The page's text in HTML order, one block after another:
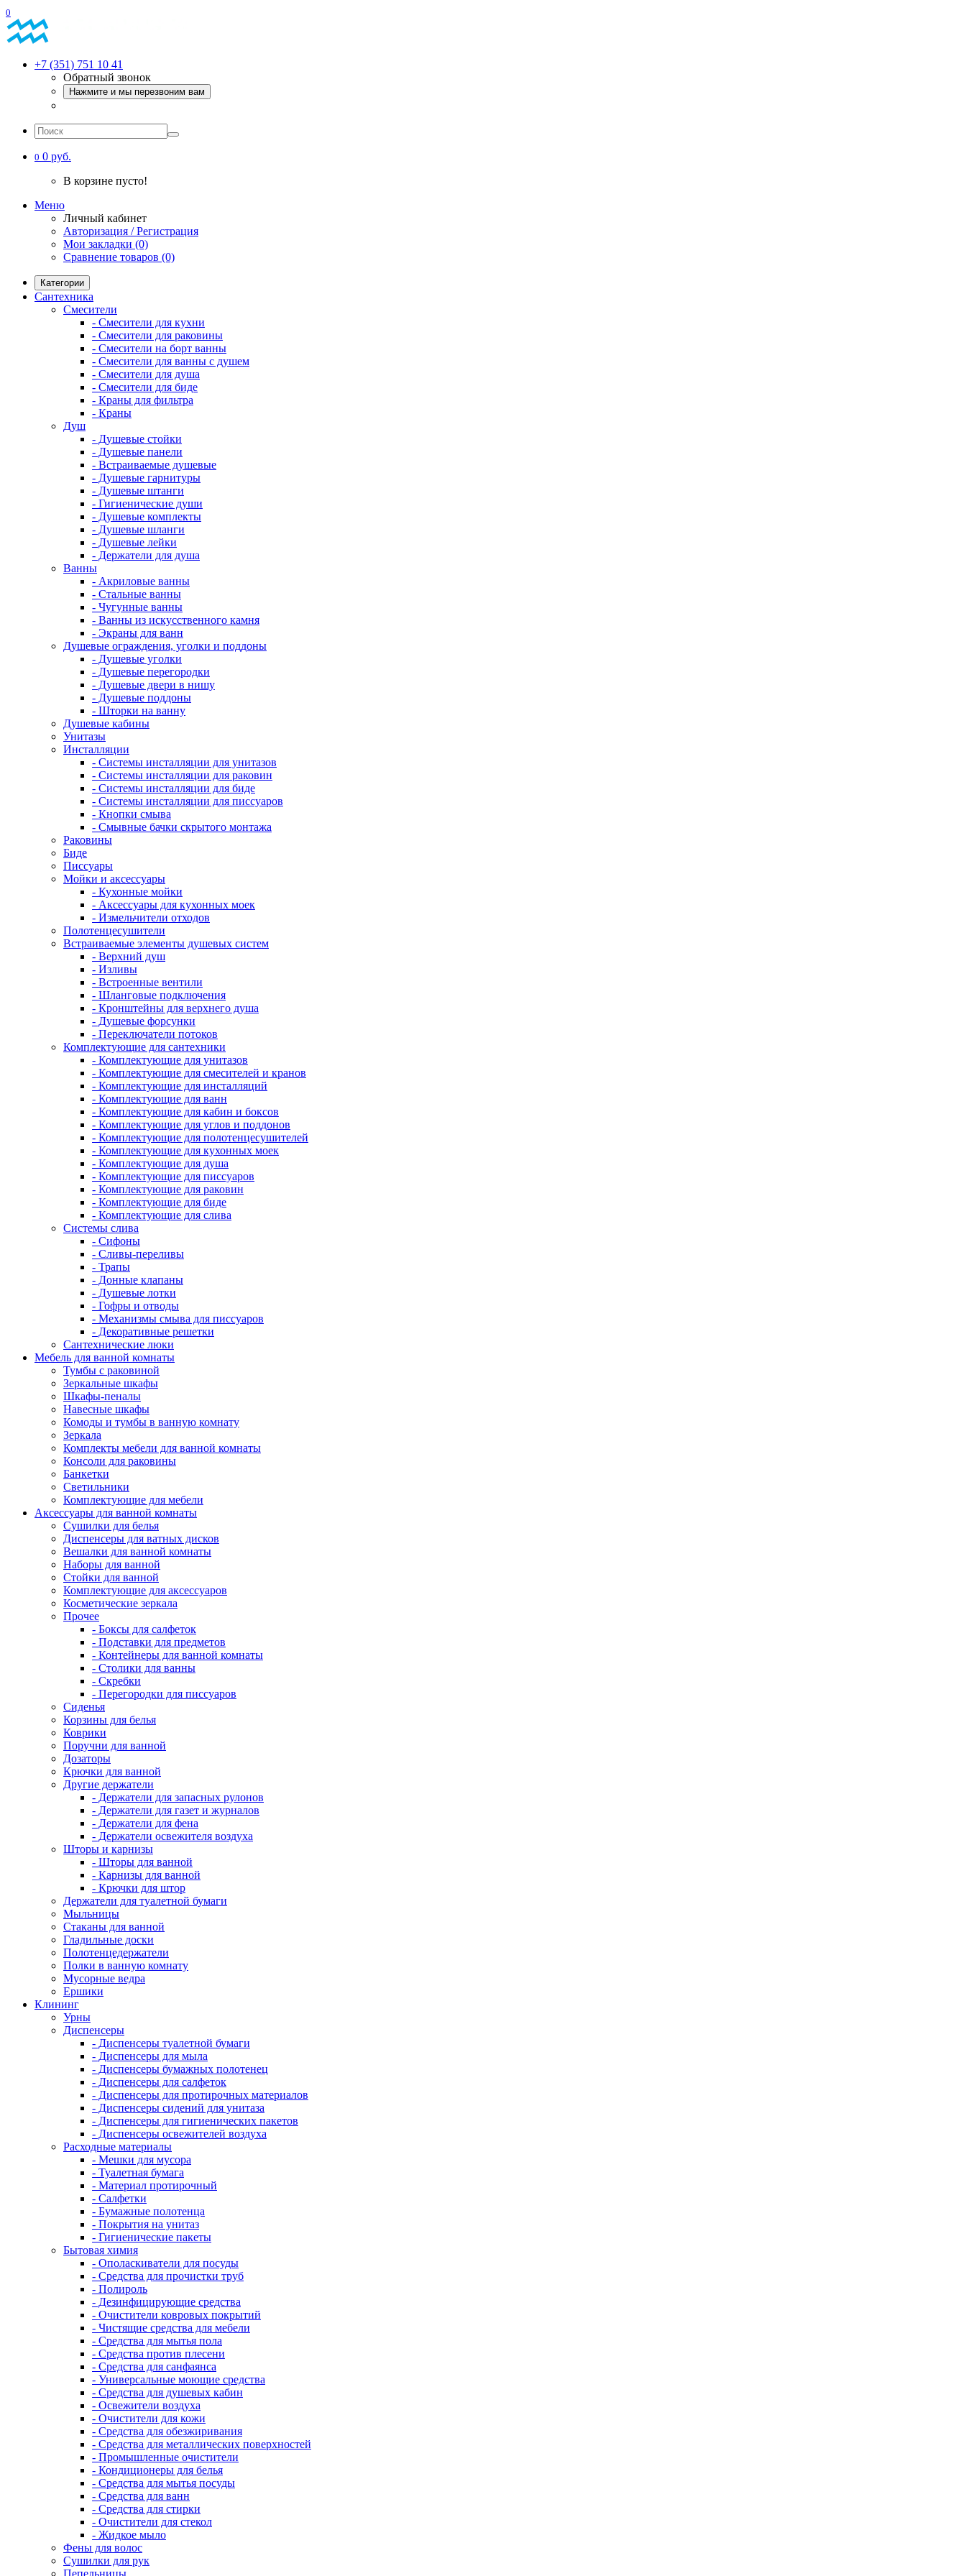
0
+7 (351) 751 10 41
Обратный звонок
Нажмите и мы перезвоним вам
0 0 руб.
В корзине пусто!
Меню
Личный кабинет
Авторизация / Регистрация
Мои закладки (0)
Сравнение товаров (0)
Категории
Сантехника
Смесители
- Смесители для кухни
- Смесители для раковины
- Смесители на борт ванны
- Смесители для ванны с душем
- Смесители для душа
- Смесители для биде
- Краны для фильтра
- Краны
Душ
- Душевые стойки
- Душевые панели
- Встраиваемые душевые
- Душевые гарнитуры
- Душевые штанги
- Гигиенические души
- Душевые комплекты
- Душевые шланги
- Душевые лейки
- Держатели для душа
Ванны
- Акриловые ванны
- Стальные ванны
- Чугунные ванны
- Ванны из искусственного камня
- Экраны для ванн
Душевые ограждения, уголки и поддоны
- Душевые уголки
- Душевые перегородки
- Душевые двери в нишу
- Душевые поддоны
- Шторки на ванну
Душевые кабины
Унитазы
Инсталляции
- Системы инсталляции для унитазов
- Системы инсталляции для раковин
- Системы инсталляции для биде
- Системы инсталляции для писсуаров
- Кнопки смыва
- Смывные бачки скрытого монтажа
Раковины
Биде
Писсуары
Мойки и аксессуары
- Кухонные мойки
- Аксессуары для кухонных моек
- Измельчители отходов
Полотенцесушители
Встраиваемые элементы душевых систем
- Верхний душ
- Изливы
- Встроенные вентили
- Шланговые подключения
- Кронштейны для верхнего душа
- Душевые форсунки
- Переключатели потоков
Комплектующие для сантехники
- Комплектующие для унитазов
- Комплектующие для смесителей и кранов
- Комплектующие для инсталляций
- Комплектующие для ванн
- Комплектующие для кабин и боксов
- Комплектующие для углов и поддонов
- Комплектующие для полотенцесушителей
- Комплектующие для кухонных моек
- Комплектующие для душа
- Комплектующие для писсуаров
- Комплектующие для раковин
- Комплектующие для биде
- Комплектующие для слива
Системы слива
- Сифоны
- Сливы-переливы
- Трапы
- Донные клапаны
- Душевые лотки
- Гофры и отводы
- Механизмы смыва для писсуаров
- Декоративные решетки
Сантехнические люки
Мебель для ванной комнаты
Тумбы с раковиной
Зеркальные шкафы
Шкафы-пеналы
Навесные шкафы
Комоды и тумбы в ванную комнату
Зеркала
Комплекты мебели для ванной комнаты
Консоли для раковины
Банкетки
Светильники
Комплектующие для мебели
Аксессуары для ванной комнаты
Сушилки для белья
Диспенсеры для ватных дисков
Вешалки для ванной комнаты
Наборы для ванной
Стойки для ванной
Комплектующие для аксессуаров
Косметические зеркала
Прочее
- Боксы для салфеток
- Подставки для предметов
- Контейнеры для ванной комнаты
- Столики для ванны
- Скребки
- Перегородки для писсуаров
Сиденья
Корзины для белья
Коврики
Поручни для ванной
Дозаторы
Крючки для ванной
Другие держатели
- Держатели для запасных рулонов
- Держатели для газет и журналов
- Держатели для фена
- Держатели освежителя воздуха
Шторы и карнизы
- Шторы для ванной
- Карнизы для ванной
- Крючки для штор
Держатели для туалетной бумаги
Мыльницы
Стаканы для ванной
Гладильные доски
Полотенцедержатели
Полки в ванную комнату
Мусорные ведра
Ершики
Клининг
Урны
Диспенсеры
- Диспенсеры туалетной бумаги
- Диспенсеры для мыла
- Диспенсеры бумажных полотенец
- Диспенсеры для салфеток
- Диспенсеры для протирочных материалов
- Диспенсеры сидений для унитаза
- Диспенсеры для гигиенических пакетов
- Диспенсеры освежителей воздуха
Расходные материалы
- Мешки для мусора
- Туалетная бумага
- Материал протирочный
- Салфетки
- Бумажные полотенца
- Покрытия на унитаз
- Гигиенические пакеты
Бытовая химия
- Ополаскиватели для посуды
- Средства для прочистки труб
- Полироль
- Дезинфицирующие средства
- Очистители ковровых покрытий
- Чистящие средства для мебели
- Средства для мытья пола
- Средства против плесени
- Средства для санфаянса
- Универсальные моющие средства
- Средства для душевых кабин
- Освежители воздуха
- Очистители для кожи
- Средства для обезжиривания
- Средства для металлических поверхностей
- Промышленные очистители
- Кондиционеры для белья
- Средства для мытья посуды
- Средства для ванн
- Средства для стирки
- Очистители для стекол
- Жидкое мыло
Фены для волос
Сушилки для рук
Пепельницы